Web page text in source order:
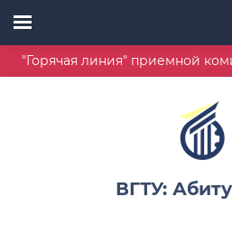
"Горячая линия" приемной
ВГТУ: